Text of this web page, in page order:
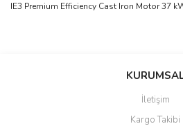
IE3 Premium Efficiency Cast Iron Motor 37
Bu ürüne ilk yorumu
Ürün resmi kalitesiz, bozuk veya
İletişim
Kargo Takibi